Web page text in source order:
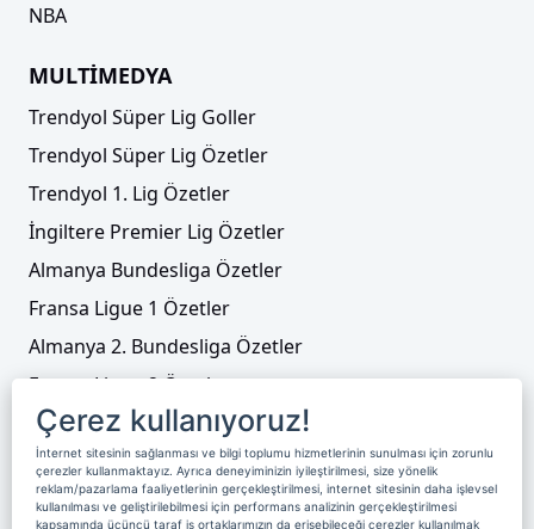
NBA
MULTİMEDYA
Trendyol Süper Lig Goller
Trendyol Süper Lig Özetler
Trendyol 1. Lig Özetler
İngiltere Premier Lig Özetler
Almanya Bundesliga Özetler
Fransa Ligue 1 Özetler
Almanya 2. Bundesliga Özetler
Fransa Ligue 2 Özetler
Tenis
Video Liste
Foto Galeriler
Çerez kullanıyoruz!
İnternet sitesinin sağlanması ve bilgi toplumu hizmetlerinin sunulması için zorunlu
çerezler kullanmaktayız. Ayrıca deneyiminizin iyileştirilmesi, size yönelik
reklam/pazarlama faaliyetlerinin gerçekleştirilmesi, internet sitesinin daha işlevsel
kullanılması ve geliştirilebilmesi için performans analizinin gerçekleştirilmesi
kapsamında üçüncü taraf iş ortaklarımızın da erişebileceği çerezler kullanılmak